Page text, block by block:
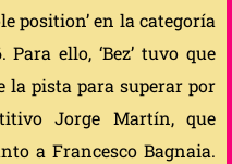
position’ en la categoría
ello, ‘Bez’ tuvo que
la pista para superar por
Jorge Martín, que
a Francesco Bagnaia.